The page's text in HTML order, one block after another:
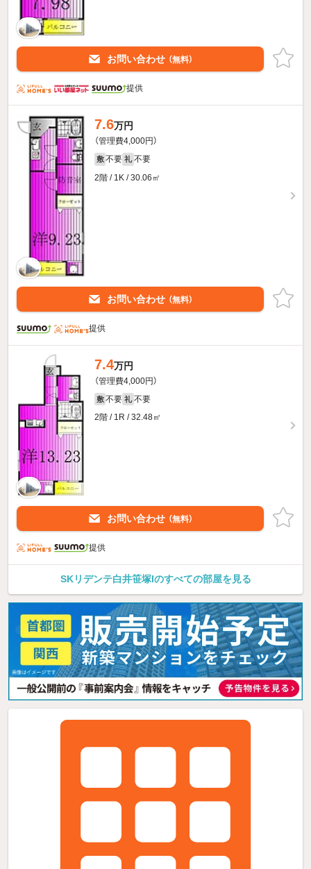
お問い合わせ （無料）
提供
7.6万円
（管理費4,000円）
敷 不要 礼 不要
2階 / 1K / 30.06㎡
お問い合わせ （無料）
提供
7.4万円
（管理費4,000円）
敷 不要 礼 不要
2階 / 1R / 32.48㎡
お問い合わせ （無料）
提供
SKリデンテ白井笹塚Iのすべての部屋を見る